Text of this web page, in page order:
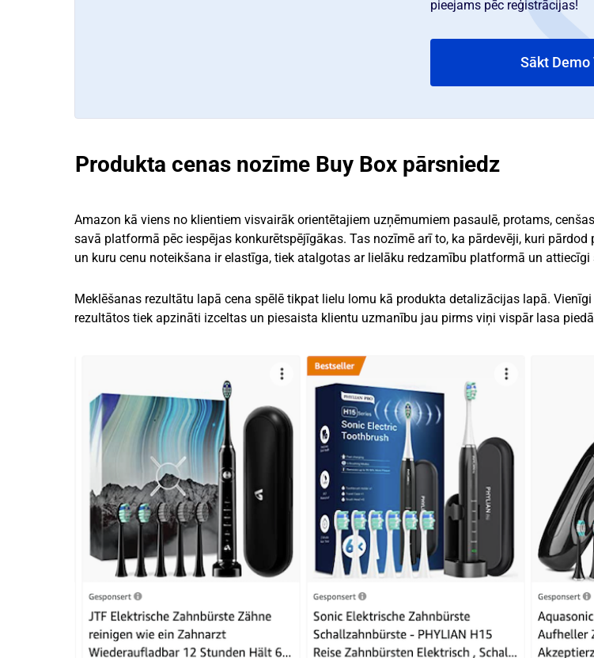
pieejams pēc reģistrācijas!
Sākt Demo
Produkta cenas nozīme Buy Box pārsniedz
Amazon kā viens no klientiem visvairāk orientētajiem uzņēmumiem pasaulē, protams,
savā platformā pēc iespējas konkurētspējīgākas. Tas nozīmē arī to, ka pārdevēji, kuri
un kuru cenu noteikšana ir elastīga, tiek atalgotas ar lielāku redzamību platformā un
Meklēšanas rezultātu lapā cena spēlē tikpat lielu lomu kā produkta detalizācijas lapā.
rezultātos tiek apzināti izceltas un piesaista klientu uzmanību jau pirms viņi vispār lasa